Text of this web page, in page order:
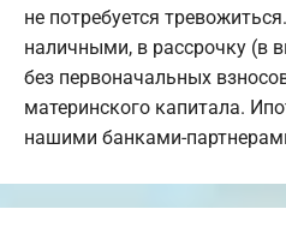
не потребуется
наличными, в рассрочку (в
без первоначальных
материнского капитала.
нашими банками-